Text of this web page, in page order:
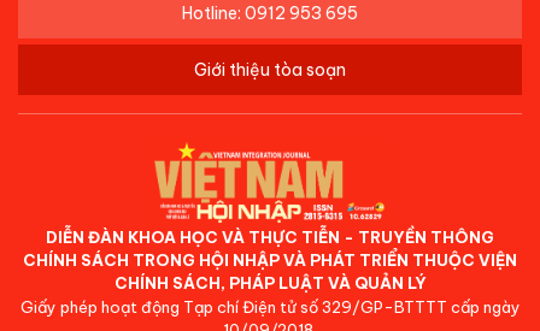
Hotline: 0912 953 695
Giới thiệu tòa soạn
DIỄN ĐÀN KHOA HỌC VÀ THỰC TIỄN - TRUYỀN THÔNG
CHÍNH SÁCH TRONG HỘI NHẬP VÀ PHÁT TRIỂN THUỘC VIỆN
CHÍNH SÁCH, PHÁP LUẬT VÀ QUẢN LÝ
Giấy phép hoạt động Tạp chí Điện tử số 329/GP-BTTTT cấp ngày